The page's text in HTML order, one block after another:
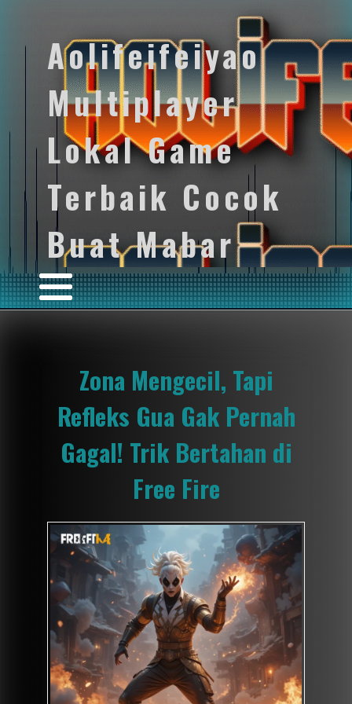
Aolifeifeiyao
Multiplayer
Lokal Game
Terbaik Cocok
Buat Mabar
Zona Mengecil, Tapi
Refleks Gua Gak Pernah
Gagal! Trik Bertahan di
Free Fire